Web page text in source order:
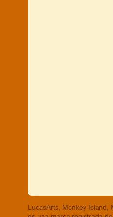
LucasArts, Monkey Island,